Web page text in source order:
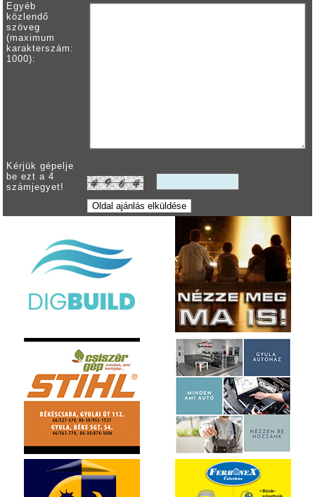
Egyéb
közlendő
szöveg
(maximum
karakterszám:
1000):
Kérjük gépelje
be ezt a 4
számjegyet!